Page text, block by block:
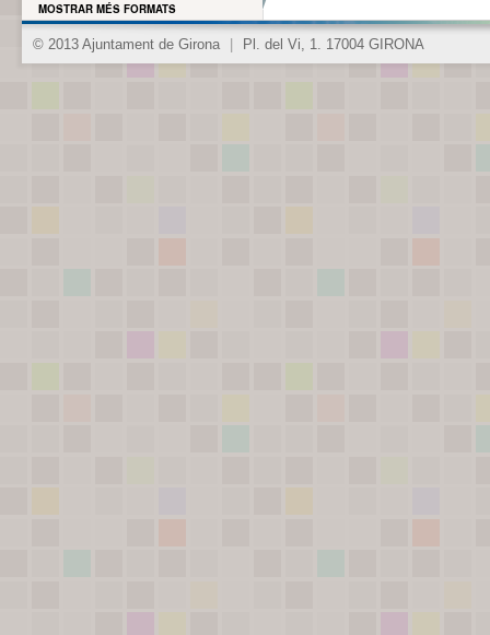
MOSTRAR MÉS FORMATS
© 2013 Ajuntament de Girona Pl. del Vi, 1. 17004 GIRONA